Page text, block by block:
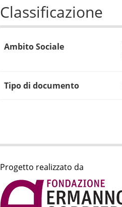
Classificazione
Ambito Sociale
Tipo di documento
Progetto realizzato da